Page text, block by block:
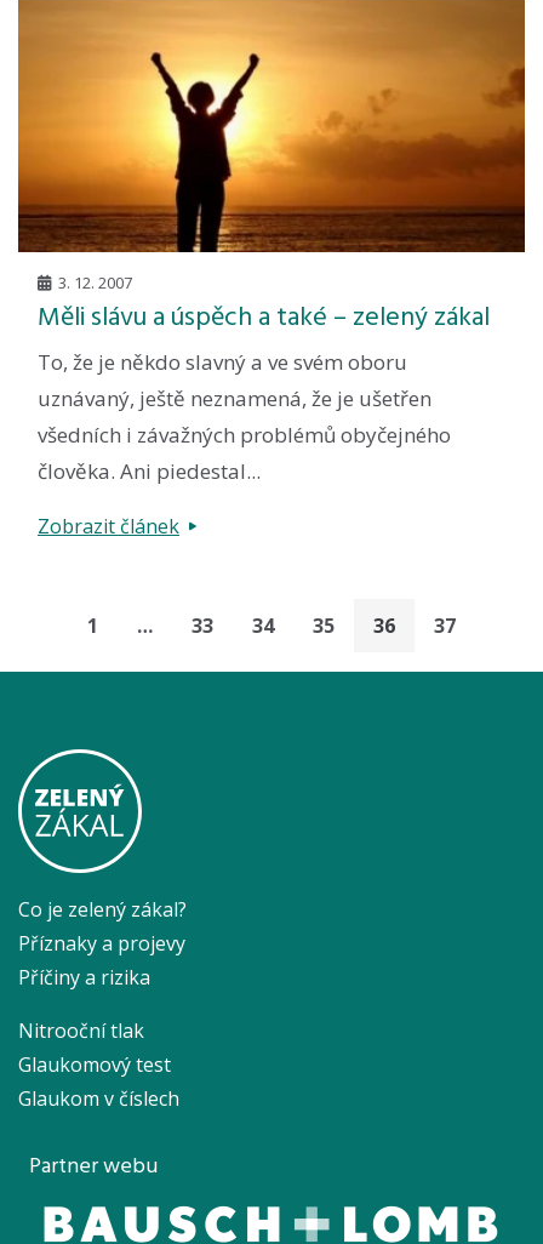
3. 12. 2007
Měli slávu a úspěch a také – zelený zákal
To, že je někdo slavný a ve svém oboru
uznávaný, ještě neznamená, že je ušetřen
všedních i závažných problémů obyčejného
člověka. Ani piedestal...
Zobrazit článek
1 … 33 34 35 36 37
Co je zelený zákal?
Příznaky a projevy
Příčiny a rizika
Nitrooční tlak
Glaukomový test
Glaukom v číslech
Partner webu